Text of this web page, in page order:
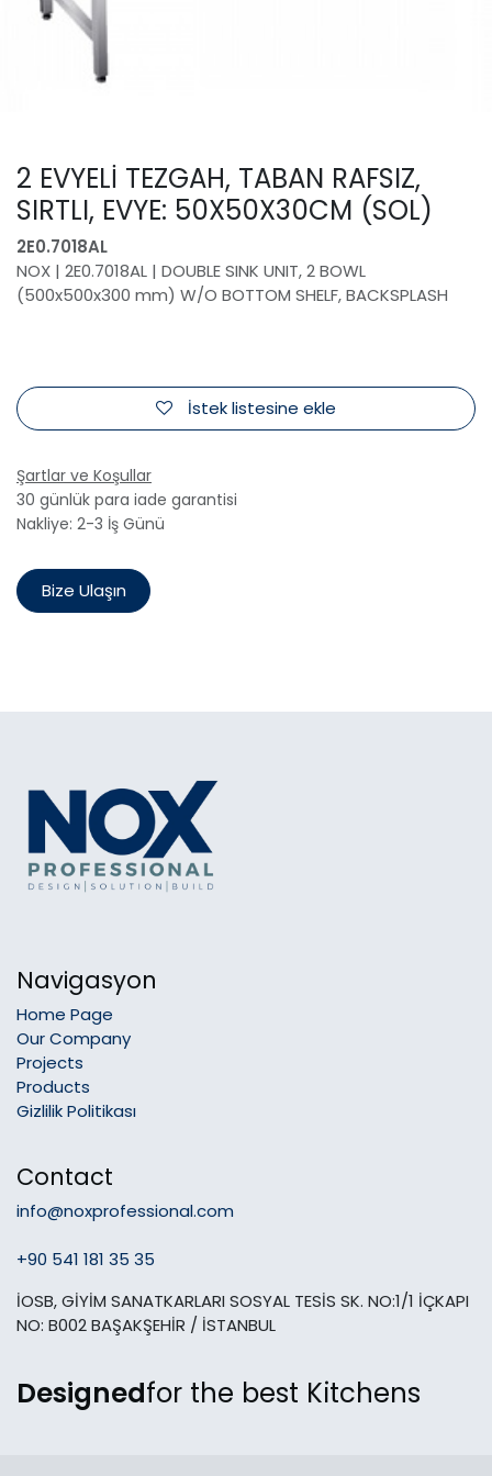
2 EVYELİ TEZGAH, TABAN RAFSIZ,
SIRTLI, EVYE: 50X50X30CM (SOL)
2E0.7018AL
NOX | 2E0.7018AL | DOUBLE SINK UNIT, 2 BOWL
(500x500x300 mm) W/O BOTTOM SHELF, BACKSPLASH
İstek listesine ekle
Şartlar ve Koşullar
30 günlük para iade garantisi
Nakliye: 2-3 İş Günü
Bize Ulaşın
Navigasyon
Home Page
Our Company
Projects
Products
Gizlilik Politikası
Designedfor the best Kitchens
Contact
info@noxprofessional.com
+90 541 181 35 35
İOSB, GİYİM SANATKARLARI SOSYAL TESİS SK. NO:1/1 İÇKAPI
NO: B002 BAŞAKŞEHİR / İSTANBUL